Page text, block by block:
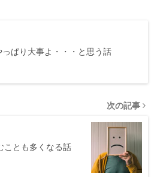
っぱり大事よ・・・と思う話
次の記事
ことも多くなる話